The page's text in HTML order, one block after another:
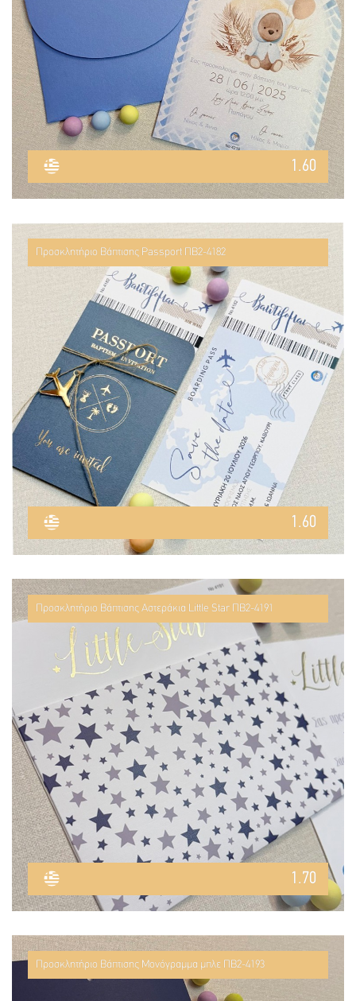
1.60
Προσκλητήριο Βάπτισης Passport ΠΒ2-4182
1.60
Προσκλητήριο Βάπτισης Αστεράκια Little Star ΠΒ2-4191
1.70
Προσκλητήριο Βάπτισης Μονόγραμμα μπλε ΠΒ2-4193